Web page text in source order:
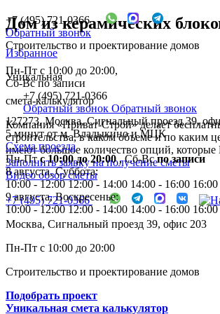
+7 (495) 721-0366
Обратный звонок
Строительство и проектирование домов
Пн-Пт с 10:00 до 20:00,
Сб-Вс по записи
+7 (495) 721-0366
Обратный звонок Обратный звонок
127273, Москва, Сигнальный проезд 39,
5 минут от м. Владыкино и МЦК
Схема проезда
Пн-Птс 10:00 до 20:00,Сб-Вспо записи
8 августа, Суббота:
10:00 - 12:00 12:00 - 14:00 14:00 - 16:00
9 августа, Воскресенье:
10:00 - 12:00 12:00 - 14:00 14:00 - 16:00
Дом из керамических
Избранное
Уникальная
смета-калькулятор
Компания «Приват-Строй» делает
строительства, в каком объеме и по каким
имеют большое количество опций, которые
Заполнить заявку на получение сметы
Видео обзор сметы
+7 (495) 721-0366
Москва, Сигнальный проезд 39, офис 203
Пн-Пт с 10:00 до 20:00
Строительство и проектирование домов
Подобрать проект
Уникальная смета калькулятор